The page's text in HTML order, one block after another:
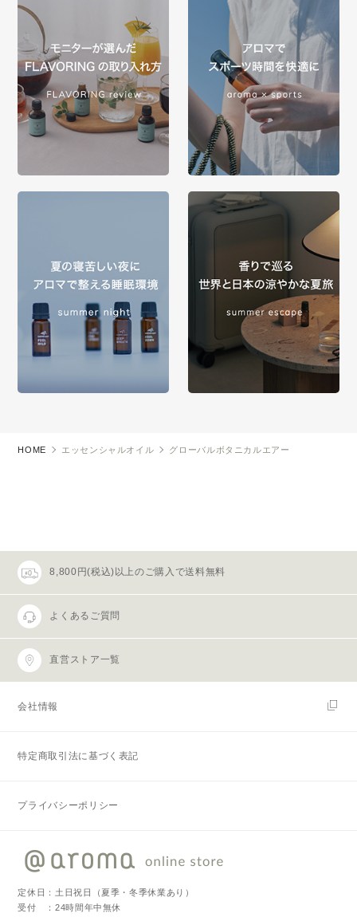
HOME エッセンシャルオイル グローバルボタニカルエアー
8,800円(税込)以上のご購入で送料無料
よくあるご質問
直営ストア一覧
会社情報
特定商取引法に基づく表記
プライバシーポリシー
定休日：土日祝日（夏季・冬季休業あり）
受付 ：24時間年中無休